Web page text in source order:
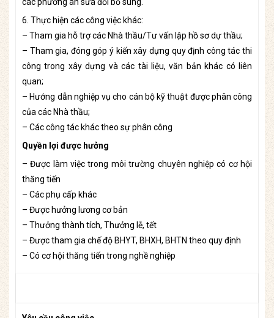
6. Thực hiện các công việc khác:
– Tham gia hỗ trợ các Nhà thầu/Tư vấn lập hồ sơ dự thầu;
– Tham gia, đóng góp ý kiến xây dựng quy định công tác thi
công trong xây dựng và các tài liệu, văn bản khác có liên
quan;
– Hướng dẫn nghiệp vụ cho cán bộ kỹ thuật được phân công
của các Nhà thầu;
– Các công tác khác theo sự phân công
Quyền lợi được hưởng
– Được làm việc trong môi trường chuyên nghiệp có cơ hội
thăng tiến
– Các phụ cấp khác
– Được hưởng lương cơ bản
– Thưởng thành tích, Thưởng lễ, tết
– Được tham gia chế độ BHYT, BHXH, BHTN theo quy định
– Có cơ hội thăng tiến trong nghề nghiệp